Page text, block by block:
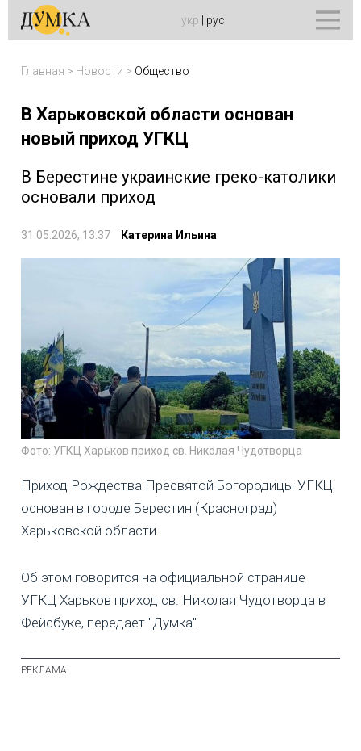
укр рус
Главная > Новости > Общество
В Харьковской области основан
новый приход УГКЦ
В Берестине украинские греко-католики
основали приход
31.05.2026, 13:37 Катерина Ильина
Фото: УГКЦ Харьков приход св. Николая Чудотворца
Приход Рождества Пресвятой Богородицы УГКЦ
основан в городе Берестин (Красноград)
Харьковской области.
Об этом говорится на официальной странице
УГКЦ Харьков приход св. Николая Чудотворца в
Фейсбуке, передает "Думка".